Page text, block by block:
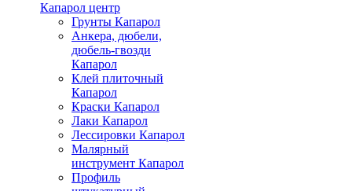
Капарол центр
Грунты Капарол
Анкера, дюбели,
дюбель-гвозди
Капарол
Клей плиточный
Капарол
Краски Капарол
Лаки Капарол
Лессировки Капарол
Малярный
инструмент Капарол
Профиль